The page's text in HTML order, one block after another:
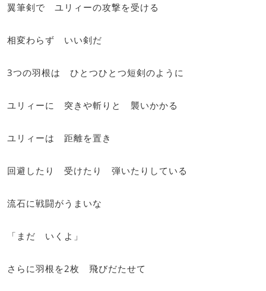
翼筆剣で ユリィーの攻撃を受ける
相変わらず いい剣だ
3つの羽根は ひとつひとつ短剣のように
ユリィーに 突きや斬りと 襲いかかる
ユリィーは 距離を置き
回避したり 受けたり 弾いたりしている
流石に戦闘がうまいな
「まだ いくよ」
さらに羽根を2枚 飛びだたせて